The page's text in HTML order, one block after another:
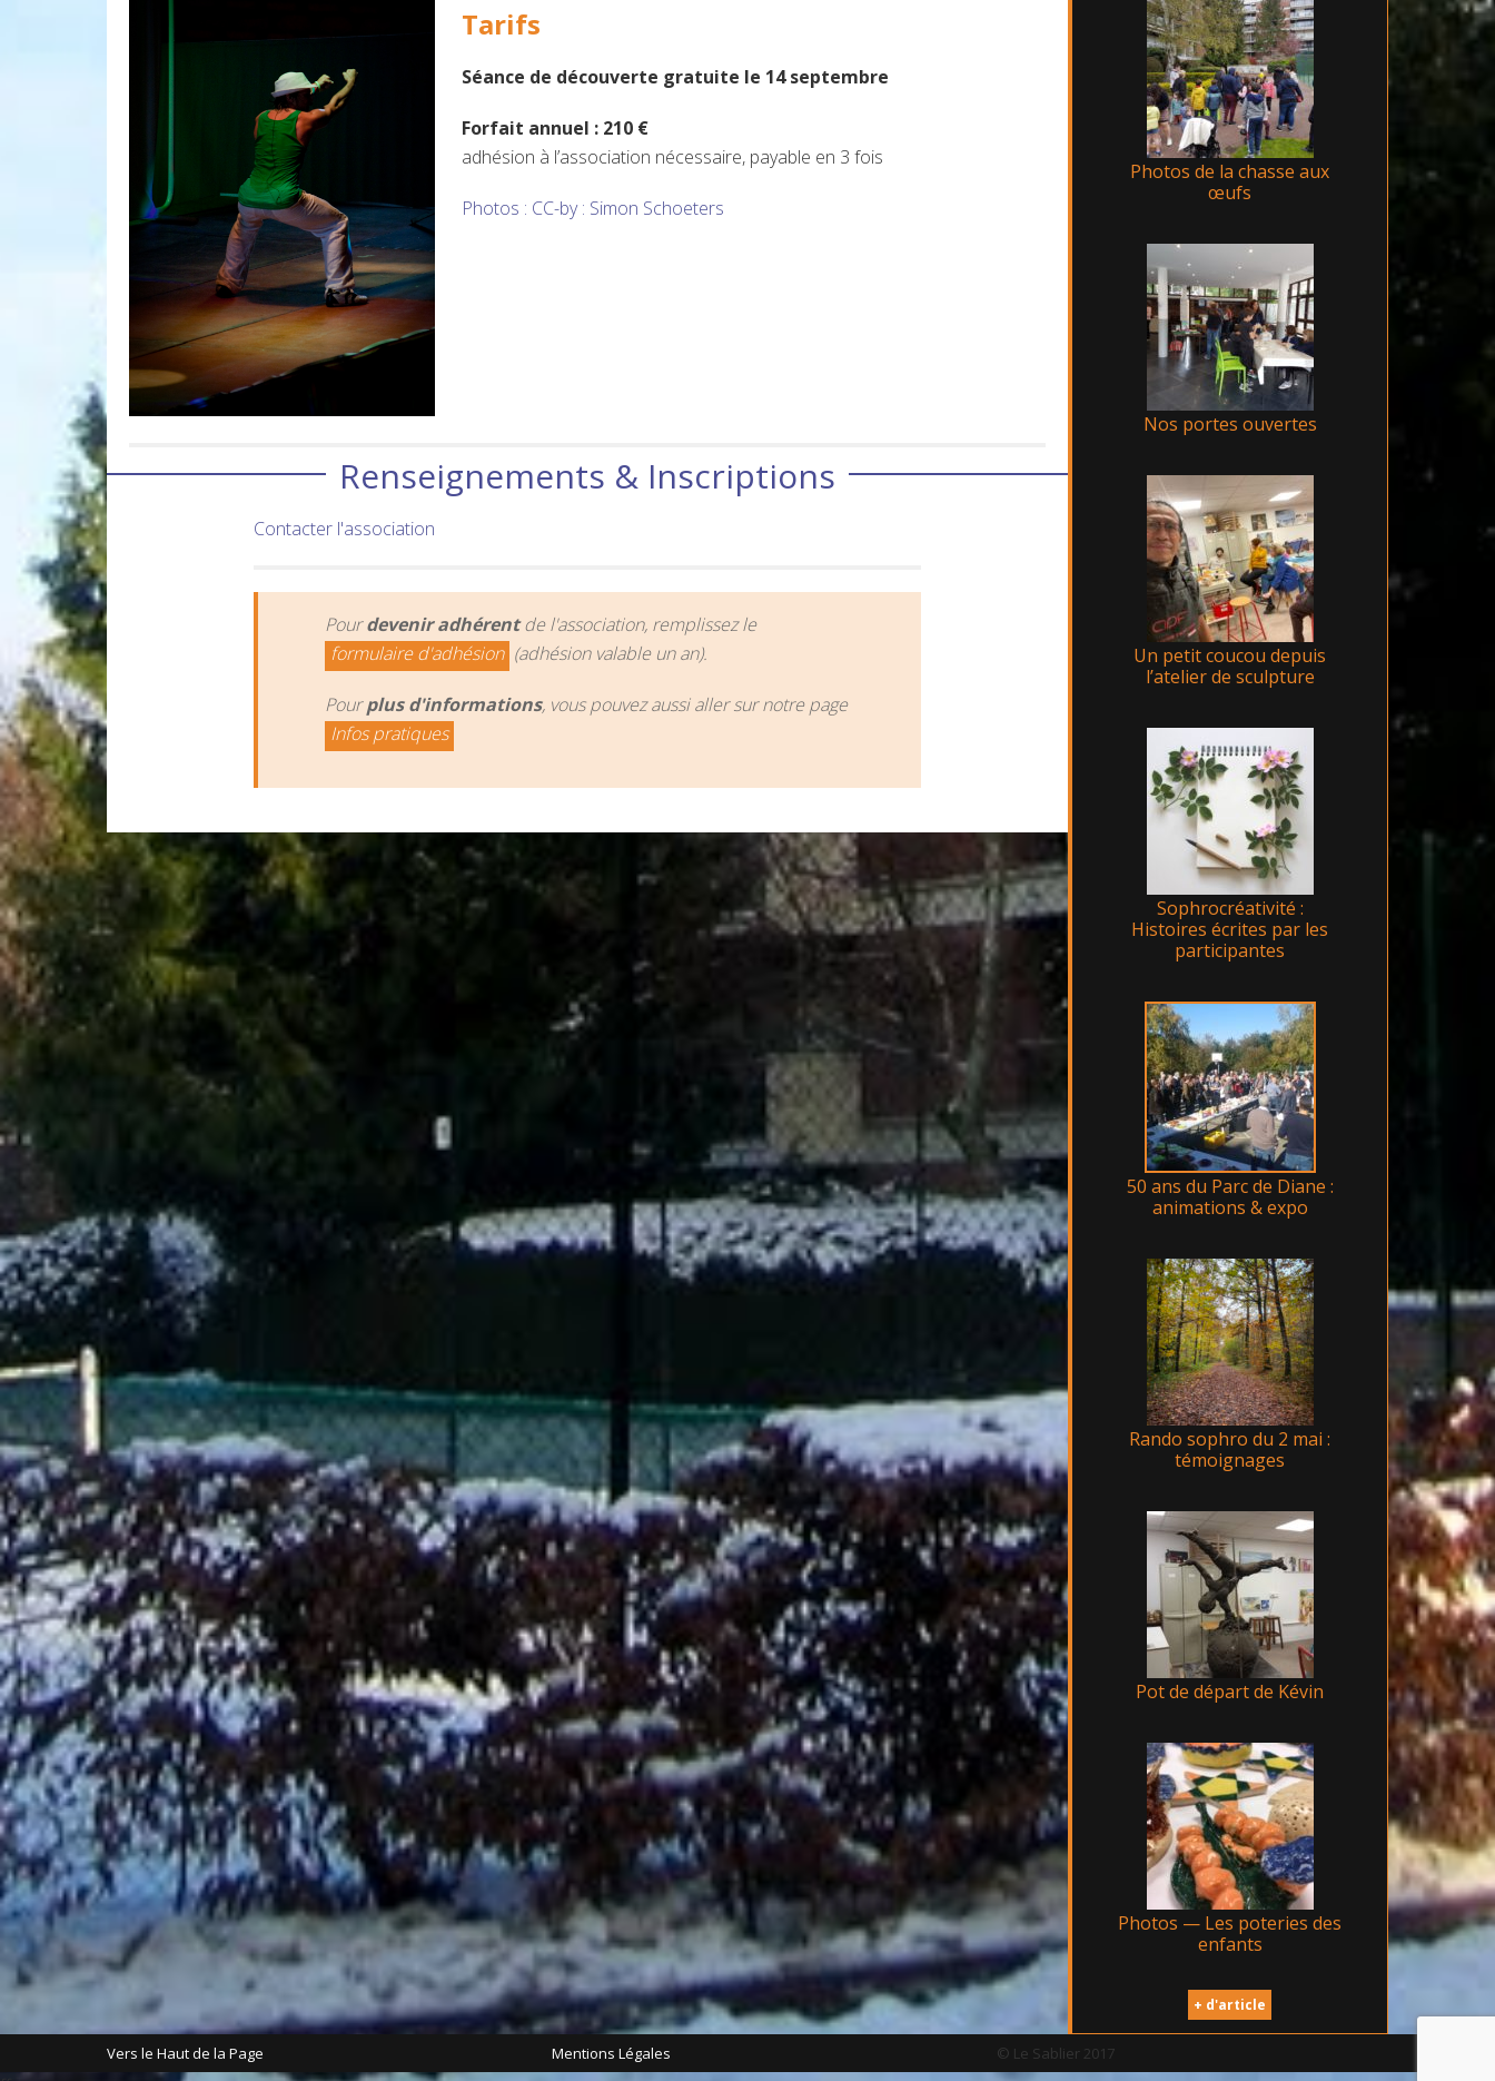
Tarifs
Séance de découverte gratuite le 14 septembre
Forfait annuel : 210 €
adhésion à l’association nécessaire, payable en 3 fois
Photos : CC-by : Simon Schoeters
Renseignements & Inscriptions
Contacter l'association
Pourdevenir adhérentde l'association, remplissez le
formulaire d'adhésion (adhésion valable un an).
Pourplus d'informations, vous pouvez aussi aller sur notre page
Infos pratiques
Photos de la chasse aux
œufs
Nos portes ouvertes
Un petit coucou depuis
l’atelier de sculpture
Sophrocréativité :
Histoires écrites par les
participantes
50 ans du Parc de Diane :
animations & expo
Rando sophro du 2 mai :
témoignages
Pot de départ de Kévin
Photos — Les poteries des
enfants
+ d'article
Vers le Haut de la Page Mentions Légales © Le Sablier 2017